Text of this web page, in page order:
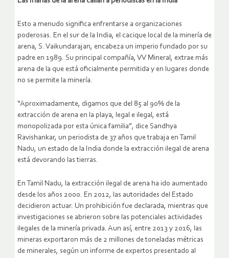
Esto a menudo significa enfrentarse a organizaciones
poderosas. En el sur de la India, el cacique local de la minería de
arena, S. Vaikundarajan, encabeza un imperio fundado por su
padre en 1989. Su principal compañía, VV Mineral, extrae más
arena de la que está oficialmente permitida y en lugares donde
no se permite la minería.
“Aproximadamente, digamos que del 85 al 90% de la
extracción de arena en la playa, legal e ilegal, está
monopolizada por esta única familia”, dice Sandhya
Ravishankar, un periodista de 37 años que trabaja en Tamil
Nadu, un estado de la India donde la extracción ilegal de arena
está devorando las tierras.
En Tamil Nadu, la extracción ilegal de arena ha ido aumentado
desde los años 2000. En 2012, las autoridades del Estado
decidieron actuar. Un prohibición fue declarada, mientras que
investigaciones se abrieron sobre las potenciales actividades
ilegales de la minería privada. Aun así, entre 2013 y 2016, las
mineras exportaron más de 2 millones de toneladas métricas
de minerales, según un informe de expertos presentado al